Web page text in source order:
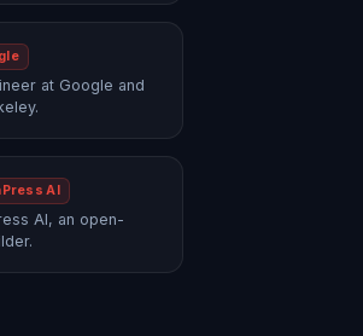
at Google and
AI
AI, an open-